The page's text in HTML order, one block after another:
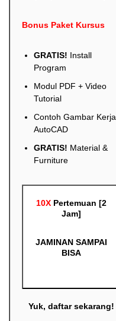
Bonus Paket Kursus
GRATIS! Install
Program
Modul PDF + Video
Tutorial
Contoh Gambar Kerja
AutoCAD
GRATIS! Material &
Furniture
10X Pertemuan [2
Jam]
JAMINAN SAMPAI
BISA
Yuk, daftar sekarang!